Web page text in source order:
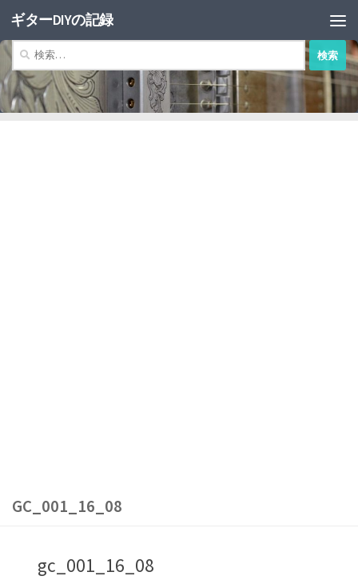
コンテンツへスキップ
ギターDIYの記録
索:
GC_001_16_08
gc_001_16_08